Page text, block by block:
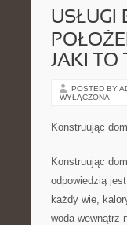
USŁUGI
JAKI TO
POSTED BY
WYŁĄCZONA
Konstruując
Konstruując
odpowiedzią
każdy wie,
woda wewnątrz